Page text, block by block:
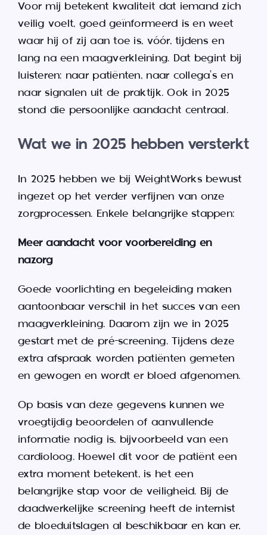
Voor mij betekent kwaliteit dat iemand zich
veilig voelt, goed geïnformeerd is en weet
waar hij of zij aan toe is, vóór, tijdens en
lang na een maagverkleining. Dat begint bij
luisteren: naar patiënten, naar collega’s en
naar signalen uit de praktijk. Ook in 2025
stond die persoonlijke aandacht centraal.
Wat we in 2025 hebben versterkt
In 2025 hebben we bij WeightWorks bewust
ingezet op het verder verfijnen van onze
zorgprocessen. Enkele belangrijke stappen:
Meer aandacht voor voorbereiding en
nazorg
Goede voorlichting en begeleiding maken
aantoonbaar verschil in het succes van een
maagverkleining. Daarom zijn we in 2025
gestart met de pré-screening. Tijdens deze
extra afspraak worden patiënten gemeten
en gewogen en wordt er bloed afgenomen.
Op basis van deze gegevens kunnen we
vroegtijdig beoordelen of aanvullende
informatie nodig is, bijvoorbeeld van een
cardioloog. Hoewel dit voor de patiënt een
extra moment betekent, is het een
belangrijke stap voor de veiligheid. Bij de
daadwerkelijke screening heeft de internist
de bloeduitslagen al beschikbaar en kan er,